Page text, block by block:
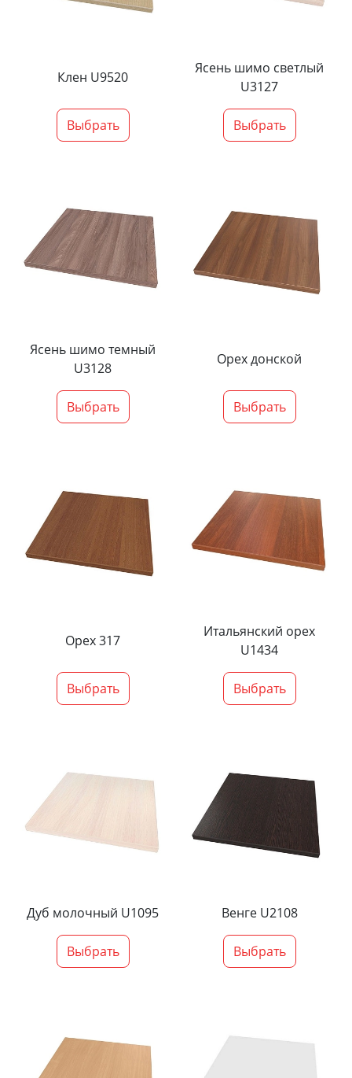
Клен U9520
Выбрать
Ясень шимо светлый
U3127
Выбрать
Ясень шимо темный
U3128
Выбрать
Орех донской
Выбрать
Орех 317
Выбрать
Итальянский орех
U1434
Выбрать
Дуб молочный U1095
Выбрать
Венге U2108
Выбрать